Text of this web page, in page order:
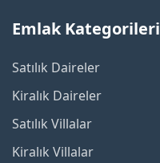
Emlak Kategorileri
Satılık Daireler
Kiralık Daireler
Satılık Villalar
Kiralık Villalar